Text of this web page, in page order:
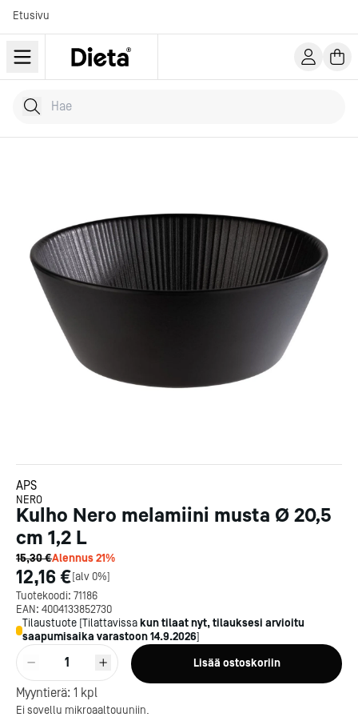
Etusivu
Hae tuotteita
Kirjoita hakusana...
APS
NERO
Kulho Nero melamiini musta Ø 20,5
cm 1,2 L
15,30 €Alennus21%
12,16 €[alv 0%]
Tuotekoodi: 71186
EAN: 4004133852730
Tilaustuote [Tilattavissa kun tilaat nyt, tilauksesi arvioitu
saapumisaika varastoon14.9.2026]
1 Lisää ostoskoriin
Myyntierä: 1 kpl
Ei sovellu mikroaaltouuniin.
Kotipizza on vuonna 1987
perustettu yritys, jolla on yli
300 ravintolaa eri puolella